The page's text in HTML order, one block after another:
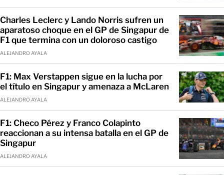
Charles Leclerc y Lando Norris sufren un
aparatoso choque en el GP de Singapur de
F1 que termina con un doloroso castigo
ALEJANDRO AYALA
F1: Max Verstappen sigue en la lucha por
el título en Singapur y amenaza a McLaren
ALEJANDRO AYALA
F1: Checo Pérez y Franco Colapinto
reaccionan a su intensa batalla en el GP de
Singapur
ALEJANDRO AYALA